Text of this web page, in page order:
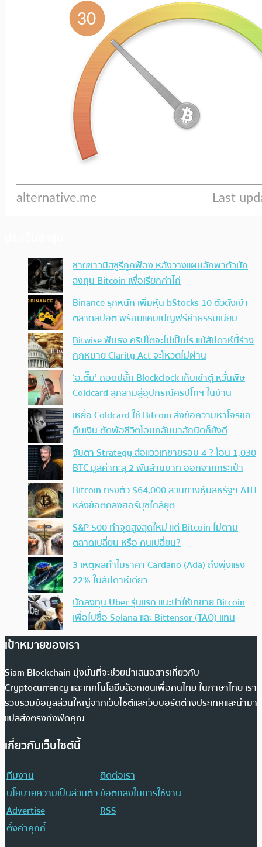
ชายชาวมิสซูรีถูกฟ้อง หลังวางแผนลักพาตัวนัก
ลงทุน Bitcoin เพื่อเรียกค่าไถ่
Binance รุกหนัก เพิ่มหุ้น bStocks 10 ตัวดังเข้า
ตลาดสปอต พร้อมแคมเปญฟรีค่าธรรมเนียม
Bitwise ฟันธง คริปโตจะไม่เป็นไร แม้สัปดาห์นี้ร่าง
กฎหมาย Clarity Act จะโหวตไม่ผ่าน
‘อ.ตั๊ม’ ถอดปลั้ก Blockclock เก็บเข้าตู้ หวั่นพิษ
Coldcard ลุกลามสู่อุปกรณ์คริปโทฯ ในบ้าน
เหยื่อ Coldcard ใช้ Bitcoin ส่งข้อความหาโจรขอ
คืนเงิน ตัดพ้อชีวิตโอนกลับมาสักนิดก็ยังดี
จับตา Strategy ส่อแววเทขายรอบ 4 ? โอน 1,030
BTC มูลค่าทะลุ 2 พันล้านบาท ออกจากกระเป๋า
Bitcoin ทรงตัว $64,000 สวนทางหุ้นสหรัฐฯ ATH
หลังข้อตกลงฮอร์มุซใกล้ยุติ
S&P 500 ทำจุดสูงสุดใหม่ แต่ Bitcoin ไม่ตาม
ตลาดเปลี่ยน หรือ คนเปลี่ยน?
3 เหตุผลทำไมราคา Cardano (Ada) ถึงพุ่งแรง
22% ในสัปดาห์เดียว
นักลงทุน Uber รุ่นแรก แนะนำให้เทขาย Bitcoin
เพื่อไปซื้อ Solana และ Bittensor (TAO) แทน
เป้าหมายของเรา
Siam Blockchain มุ่งมั่นที่จะช่วยนำเสนอสารเกี่ยวกับ
Cryptocurrency และเทคโนโลยีบล็อกเชนเพื่อคนไทย ในภาษาไทย เรา
รวบรวมข้อมูลส่วนใหญ่จากเว็บไซต์และเว็บบอร์ดต่างประเทศและนำมา
แปลส่งตรงถึงฟีดคุณ
เกี่ยวกับเว็บไซต์นี้
ทีมงาน
ติดต่อเรา
นโยบายความเป็นส่วนตัวข้อตกลงในการใช้งาน
Advertise
RSS
ตั้งค่าคุกกี้